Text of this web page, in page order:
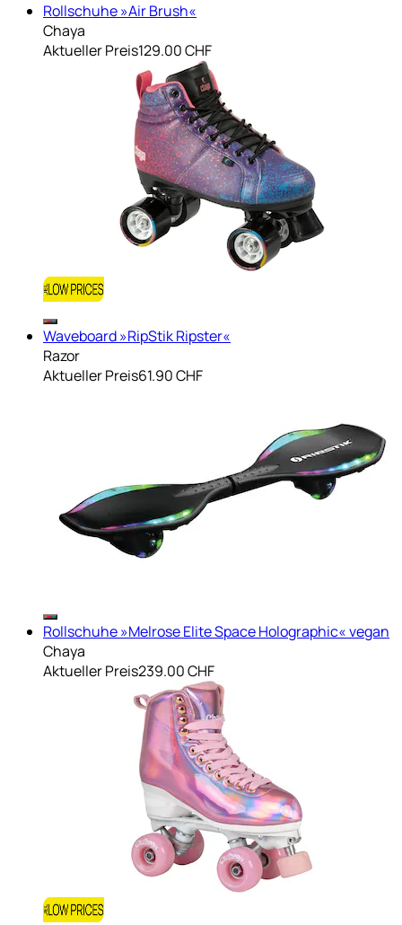
Rollschuhe »Air Brush«
Chaya
Aktueller Preis129.00 CHF
Waveboard »RipStik Ripster«
Razor
Aktueller Preis61.90 CHF
Rollschuhe »Melrose Elite Space Holographic« vegan
Chaya
Aktueller Preis239.00 CHF